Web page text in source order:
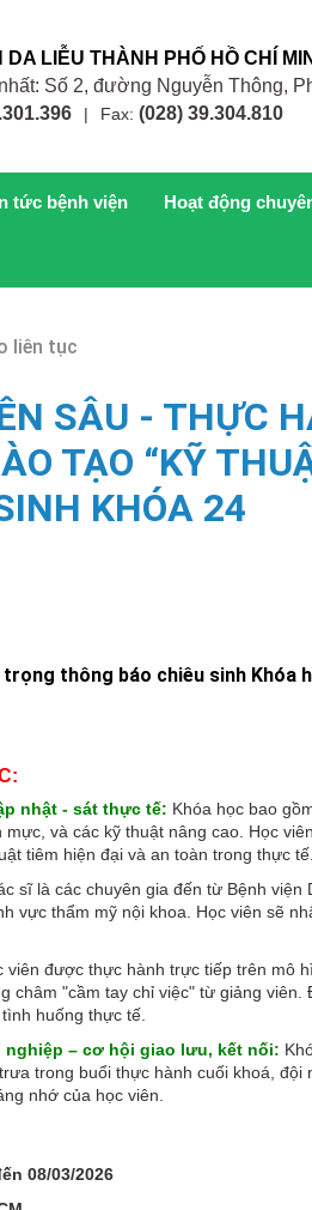
DA LIỄU THÀNH PHỐ HỒ CHÍ
Số 2, đường Nguyễn Thông,
| Fax: (028) 39.304.810
tức bệnh viện Hoạt động
liên tục
SÂU - THỰC
TẠO “KỸ
KHÓA 24
trọng thông báo chiêu sinh
nhật - sát thực tế: Khóa học bao
và các kỹ thuật nâng cao. Học
tiêm hiện đại và an toàn trong thực tế.
sĩ là các chuyên gia đến từ Bệnh viện
vực thẩm mỹ nội khoa. Học viên sẽ
viên được thực hành trực tiếp trên mô
châm "cầm tay chỉ việc" từ giảng
huống thực tế.
nghiệp – cơ hội giao lưu, kết nối:
trong buổi thực hành cuối khoá,
nhớ của học viên.
08/03/2026